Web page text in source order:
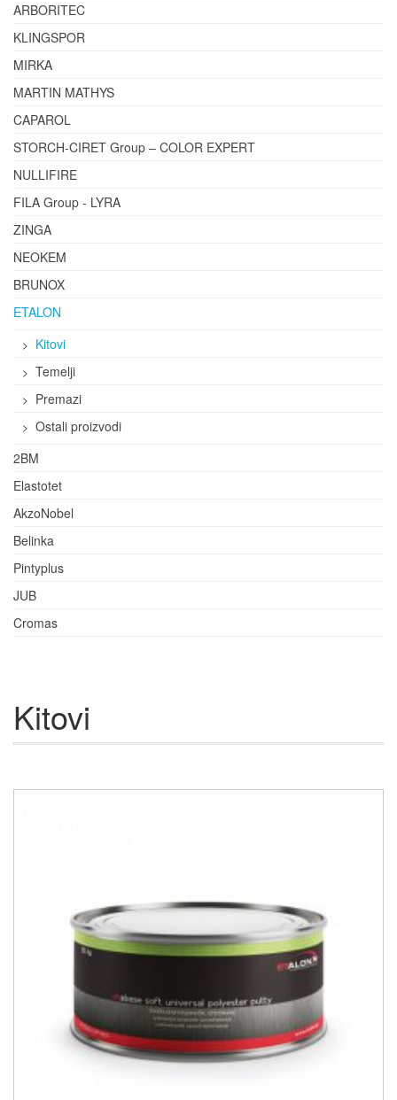
ARBORITEC
KLINGSPOR
MIRKA
MARTIN MATHYS
CAPAROL
STORCH-CIRET Group – COLOR EXPERT
NULLIFIRE
FILA Group - LYRA
ZINGA
NEOKEM
BRUNOX
ETALON
Kitovi
Temelji
Premazi
Ostali proizvodi
2BM
Elastotet
AkzoNobel
Belinka
Pintyplus
JUB
Cromas
Kitovi